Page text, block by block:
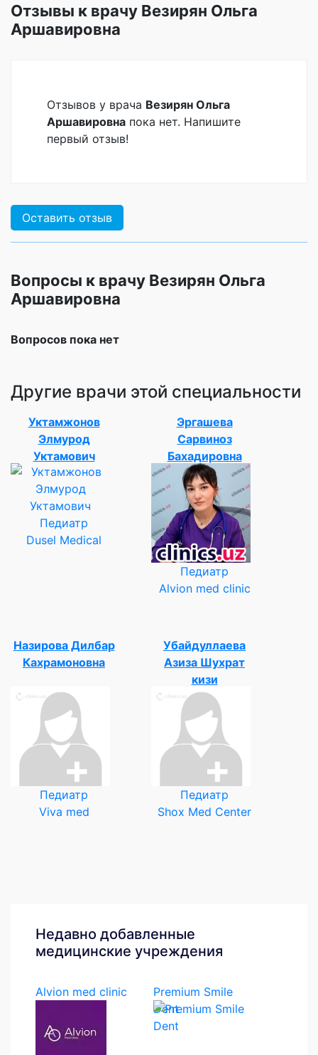
Отзывы к врачу Везирян Ольга
Аршавировна
Отзывов у врача Везирян Ольга
Аршавировна пока нет. Напишите
первый отзыв!
Оставить отзыв
Вопросы к врачу Везирян Ольга
Аршавировна
Вопросов пока нет
Другие врачи этой специальности
Уктамжонов
Элмурод
Уктамович
Педиатр
Dusel Medical
Эргашева
Сарвиноз
Бахадировна
Педиатр
Alvion med clinic
Назирова Дилбар
Кахрамоновна
Педиатр
Viva med
Убайдуллаева
Азиза Шухрат
кизи
Педиатр
Shox Med Center
Недавно добавленные
медицинские учреждения
Alvion med clinic
Premium Smile
Dent